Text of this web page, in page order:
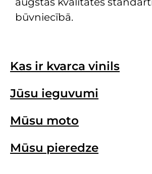
būvniecībā.
Kas ir kvarca vinils
Jūsu ieguvumi
Mūsu moto
Mūsu pieredze